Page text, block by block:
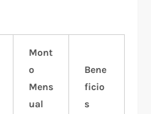
Mont
o
Mens
ual
Bene
ficio
s